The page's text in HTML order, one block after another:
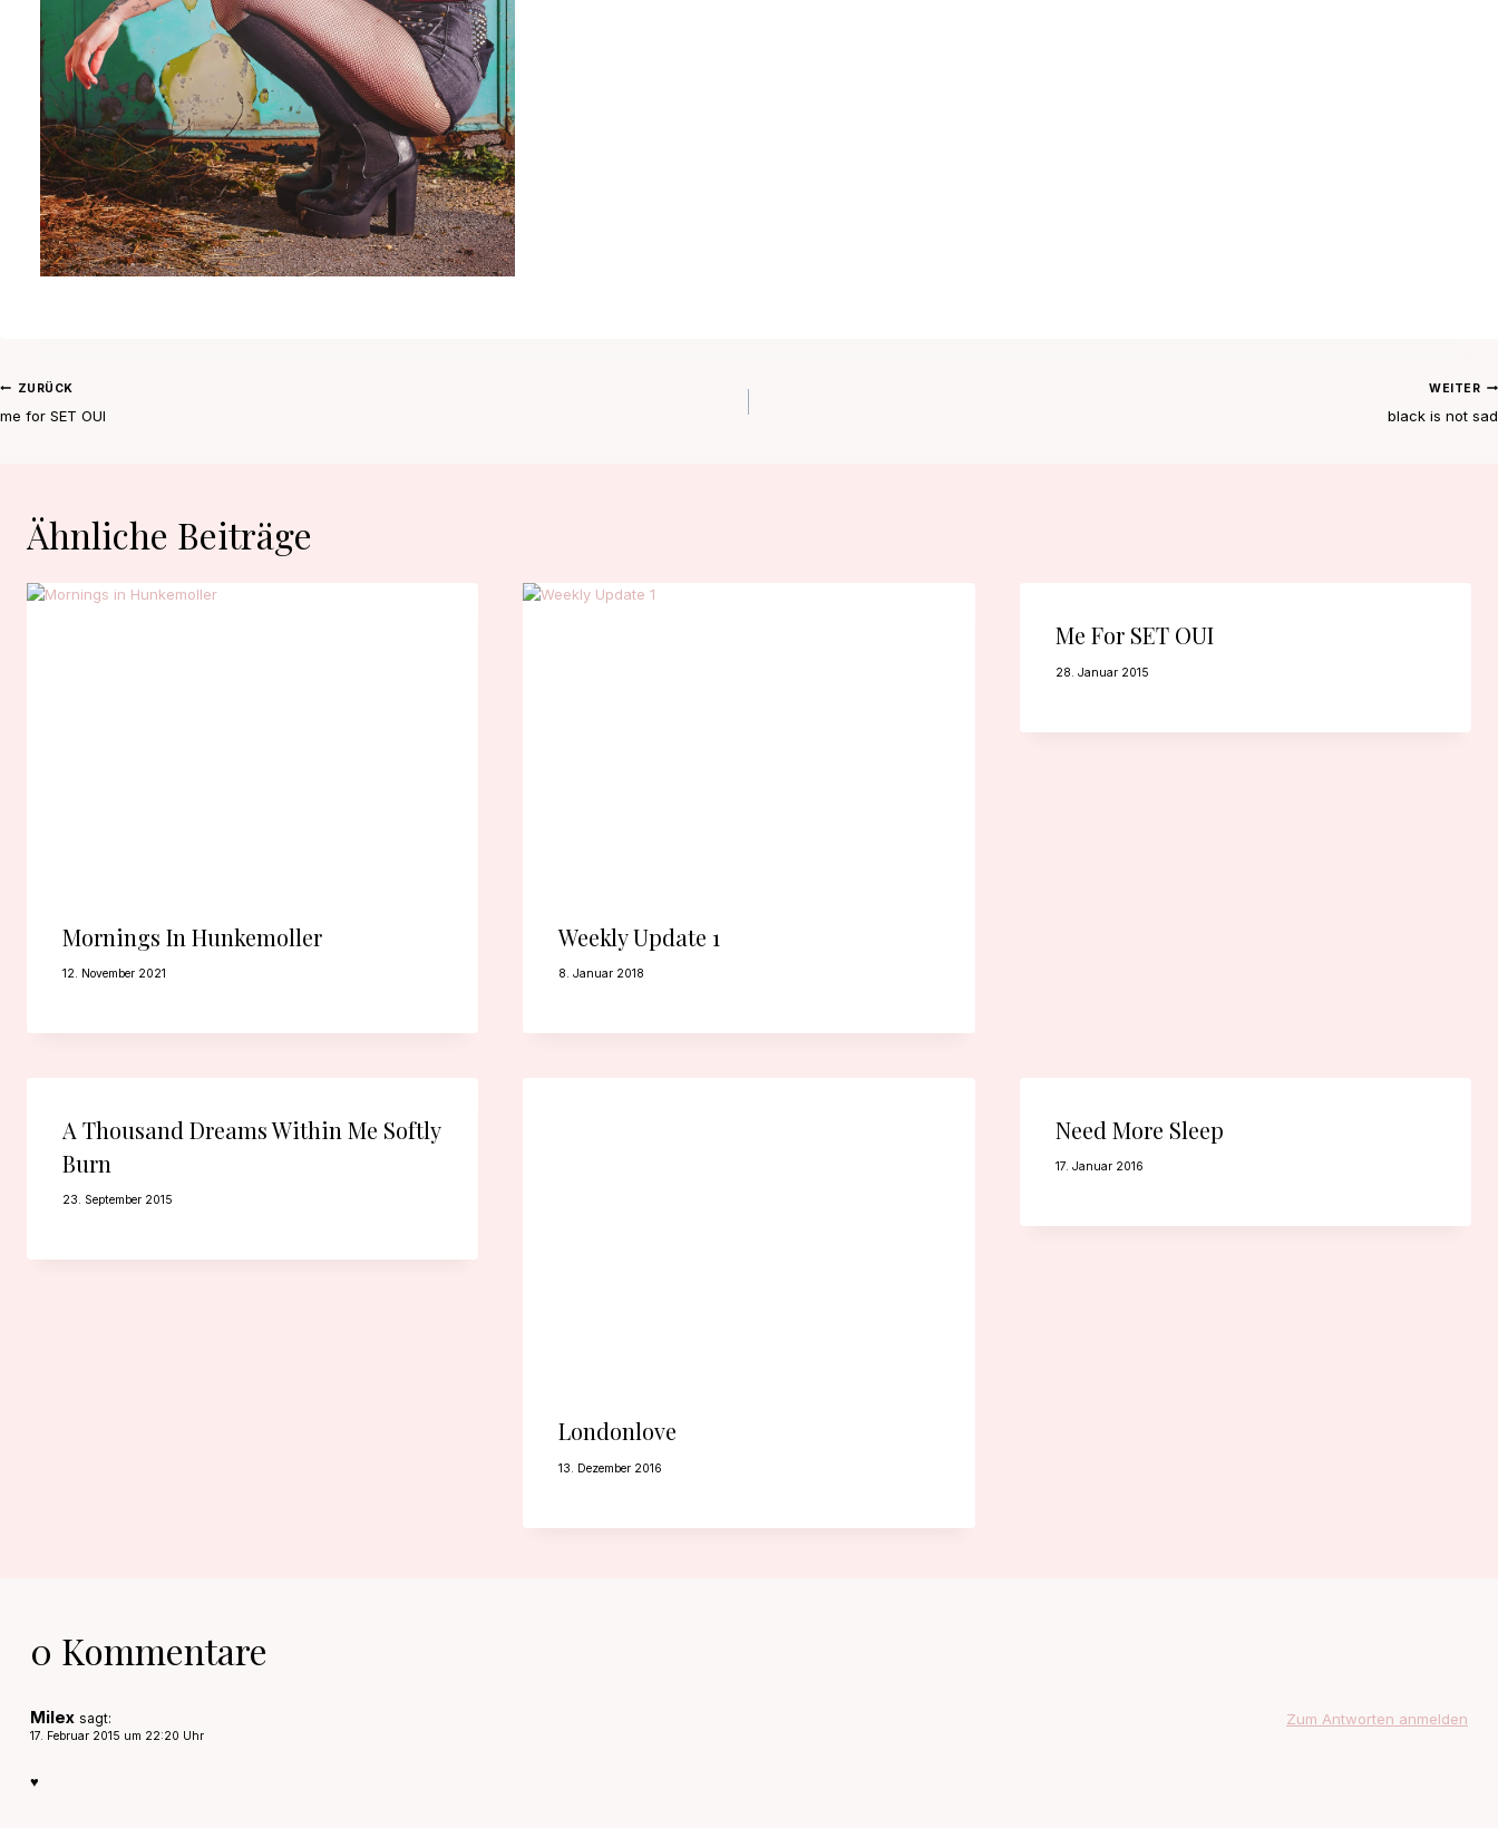
Beitragsnavigation
ZURÜCK
me for SET OUI
WEITER
black is not sad
Ähnliche Beiträge
Mornings In Hunkemoller
12. November 2021
Weekly Update 1
8. Januar 2018
Me For SET OUI
28. Januar 2015
A Thousand Dreams Within Me Softly
Burn
23. September 2015
Londonlove
13. Dezember 2016
Need More Sleep
17. Januar 2016
0 Kommentare
Milex sagt:
17. Februar 2015 um 22:20 Uhr
♥
Zum Antworten anmelden